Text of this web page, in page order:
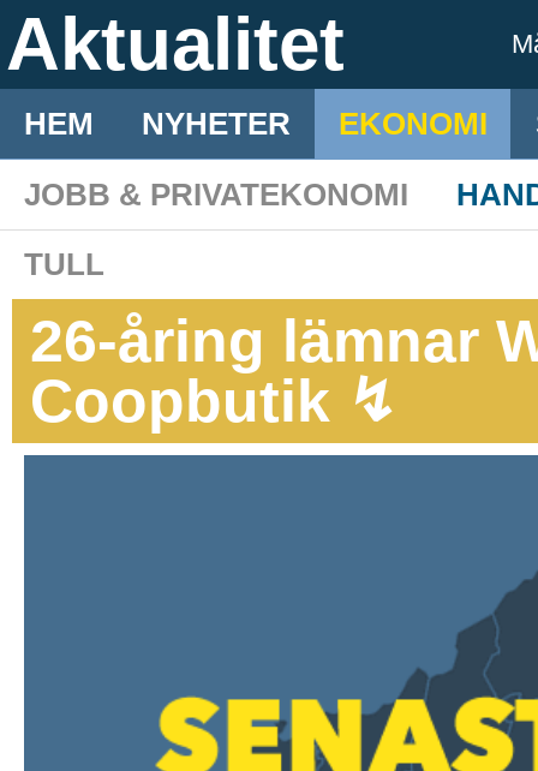
Aktualitet
HEM NYHETER EKONOMI
JOBB & PRIVATEKONOMI
TULL
26-åring lämnar
Coopbutik ↯